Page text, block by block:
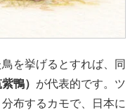
を挙げるとすれば、同
鴨） が代表的です。ツ
布するカモで、日本に